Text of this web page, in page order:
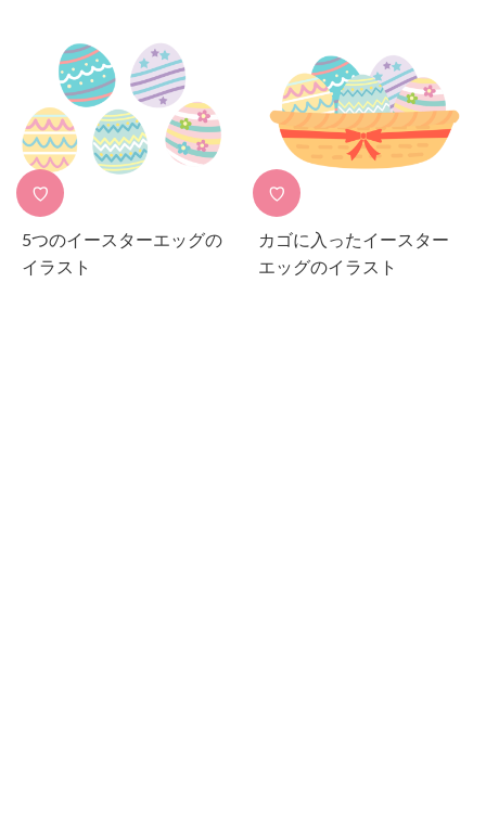
♡
5つのイースターエッグの
イラスト
♡
カゴに入ったイースター
エッグのイラスト